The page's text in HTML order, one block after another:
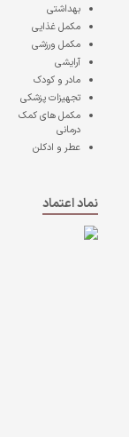
بهداشتی
مکمل غذایی
مکمل ورزشی
آرایشی
مادر و کودک
تجهیزات پزشکی
مکمل های کمک
درمانی
عطر و ادکلن
نماد اعتماد